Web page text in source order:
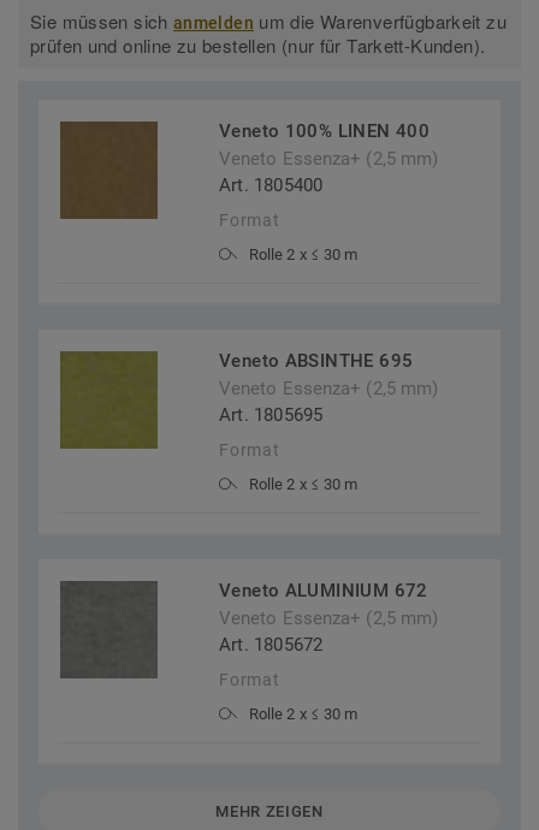
Sie müssen sichanmelden um die Warenverfügbarkeit zu
prüfen und online zu bestellen (nur für Tarkett-Kunden).
Veneto 100% LINEN 400
Veneto Essenza+ (2,5 mm)
Art. 1805400
Format
Rolle 2 x ≤ 30 m
Veneto ABSINTHE 695
Veneto Essenza+ (2,5 mm)
Art. 1805695
Format
Rolle 2 x ≤ 30 m
Veneto ALUMINIUM 672
Veneto Essenza+ (2,5 mm)
Art. 1805672
Format
Rolle 2 x ≤ 30 m
MEHR ZEIGEN